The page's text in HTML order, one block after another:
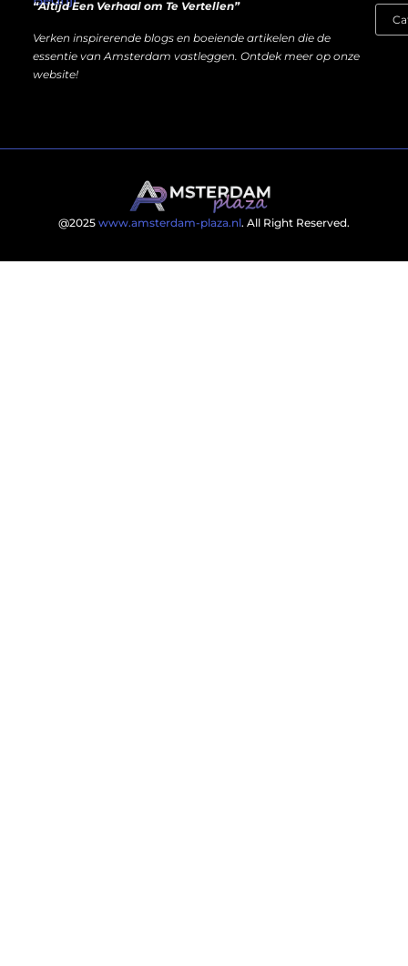
“Altijd Een Verhaal om Te Vertellen”
Verken inspirerende blogs en boeiende artikelen die de
essentie van Amsterdam vastleggen. Ontdek meer op onze
website!
@2025 www.amsterdam-plaza.nl. All Right Reserved.